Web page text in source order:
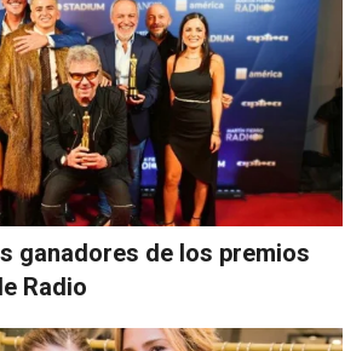
ganadores de los premios
Radio